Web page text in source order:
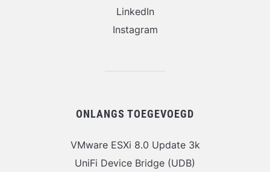
LinkedIn
Instagram
ONLANGS TOEGEVOEGD
VMware ESXi 8.0 Update 3k
UniFi Device Bridge (UDB)